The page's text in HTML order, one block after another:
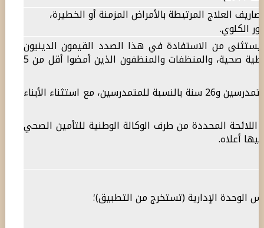
العلاج المرتبطة بالأمراض المزمنة أو الخطيرة،
الكلوي.
من الاستفادة في هذا الصدد القيمون الدينيون
المنخرطون بمؤسسة أخرى للأعمال الاجتماعية، وكذا الأزواج المستفيدون من نظام تغطية صحية، والمنظفات والمنظفون الذين أمضوا أقل من 5
أن لا يتجاوز سن الأبناء المترشحين للاستفادة من المساعدة 21 سنة بالنسبة لغير المتمدرسين و26 سنة بالنسبة للمتمدرسين، مع استثناء الأبناء
المحددة من طرف الوكالة الوطنية للتأمين الصحي
الوحدة الإدارية (تستخرج من التطبيق)؛